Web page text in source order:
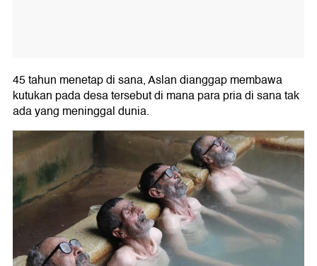
45 tahun menetap di sana, Aslan dianggap membawa
kutukan pada desa tersebut di mana para pria di sana tak
ada yang meninggal dunia.